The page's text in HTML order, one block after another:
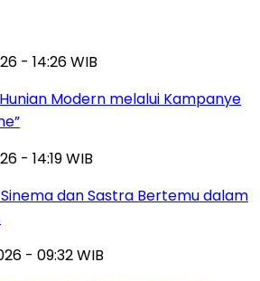
- 14:26 WIB
Modern melalui Kampanye
- 14:19 WIB
Sinema dan Sastra Bertemu dalam
- 09:32 WIB